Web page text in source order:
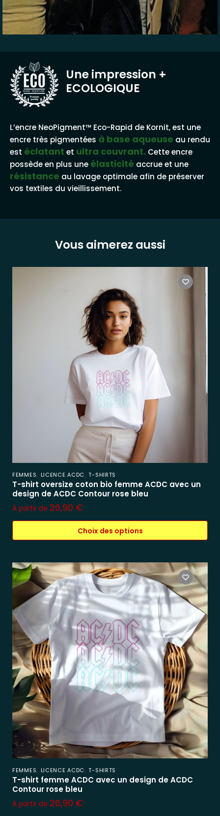
BASE AQUEUSE
Une impression +
ECOLOGIQUE
L’encre NeoPigment™ Eco-Rapid de Kornit, est une
encre très pigmentées à base aqueuse au rendu
est éclatant et ultra couvrant. Cette encre
possède en plus une élasticité accrue et une
résistance au lavage optimale afin de préserver
vos textiles du vieillissement.
Vous aimerez aussi
FEMMES, LICENCE ACDC,T-SHIRTS
T-shirt oversize coton bio femme ACDC avec un
design de ACDC Contour rose bleu
À partir de 26,90 €
Choix des options
FEMMES, LICENCE ACDC,T-SHIRTS
T-shirt femme ACDC avec un design de ACDC
Contour rose bleu
À partir de 26,90 €